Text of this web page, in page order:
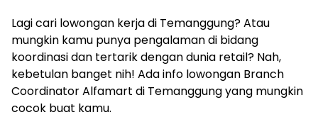
Lagi cari lowongan kerja di Temanggung? Atau
mungkin kamu punya pengalaman di bidang
koordinasi dan tertarik dengan dunia retail? Nah,
kebetulan banget nih! Ada info lowongan Branch
Coordinator Alfamart di Temanggung yang mungkin
cocok buat kamu.